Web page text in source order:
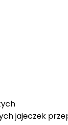
jajeczek